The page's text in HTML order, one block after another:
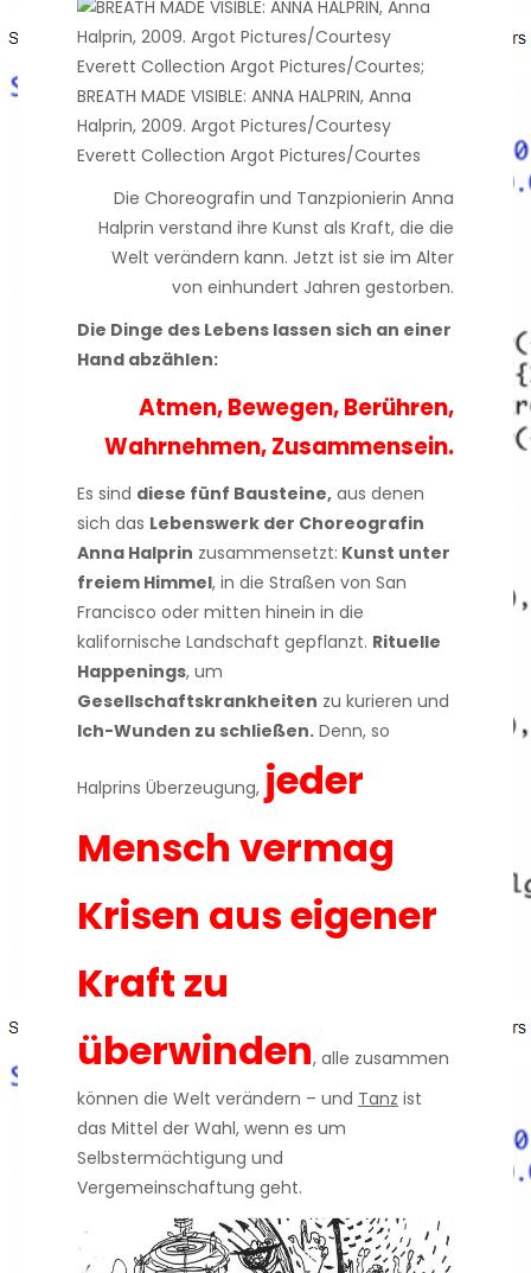
Die Choreografin und Tanzpionierin Anna
Halprin verstand ihre Kunst als Kraft, die die
Welt verändern kann. Jetzt ist sie im Alter
von einhundert Jahren gestorben.
Die Dinge des Lebens lassen sich an einer
Hand abzählen:
Atmen, Bewegen, Berühren,
Wahrnehmen, Zusammensein.
Es sind diese fünf Bausteine, aus denen
sich das Lebenswerk der Choreografin
Anna Halprin zusammensetzt: Kunst unter
freiem Himmel, in die Straßen von San
Francisco oder mitten hinein in die
kalifornische Landschaft gepflanzt. Rituelle
Happenings, um
Gesellschaftskrankheiten zu kurieren und
Ich-Wunden zu schließen. Denn, so
Halprins Überzeugung, jeder
Mensch vermag
Krisen aus eigener
Kraft zu
überwinden, alle zusammen
können die Welt verändern – und Tanz ist
das Mittel der Wahl, wenn es um
Selbstermächtigung und
Vergemeinschaftung geht.